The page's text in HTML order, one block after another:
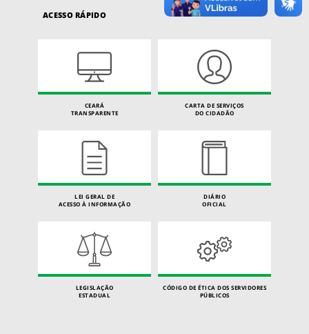
ACESSO RÁPIDO
CEARÁ
TRANSPARENTE
CARTA DE SERVIÇOS
DO CIDADÃO
LEI GERAL DE
ACESSO À INFORMAÇÃO
DIÁRIO
OFICIAL
LEGISLAÇÃO
ESTADUAL
CÓDIGO DE ÉTICA DOS SERVIDORES
PÚBLICOS